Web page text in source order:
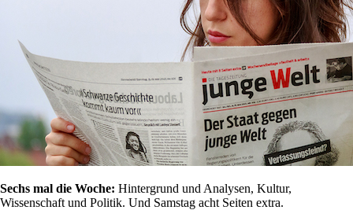
Sechs mal die Woche: Hintergrund und Analysen, Kultur,
Wissenschaft und Politik. Und Samstag acht Seiten extra.